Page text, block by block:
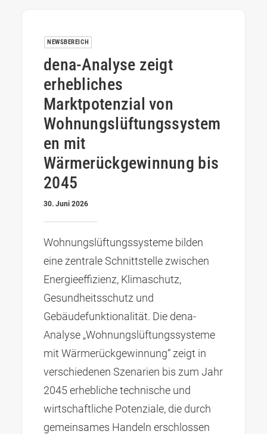
NEWSBEREICH
dena-Analyse zeigt
erhebliches
Marktpotenzial von
Wohnungslüftungssystem
en mit
Wärmerückgewinnung bis
2045
30. Juni 2026
Wohnungslüftungssysteme bilden
eine zentrale Schnittstelle zwischen
Energieeffizienz, Klimaschutz,
Gesundheitsschutz und
Gebäudefunktionalität. Die dena-
Analyse „Wohnungslüftungssysteme
mit Wärmerückgewinnung“ zeigt in
verschiedenen Szenarien bis zum Jahr
2045 erhebliche technische und
wirtschaftliche Potenziale, die durch
gemeinsames Handeln erschlossen